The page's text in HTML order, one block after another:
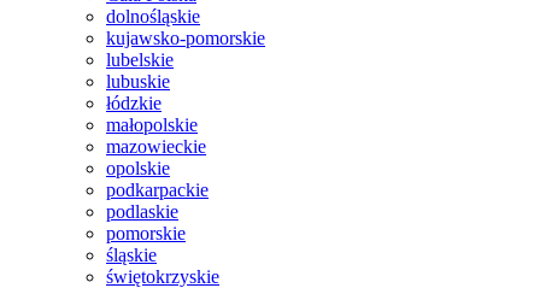
dolnośląskie
kujawsko-pomorskie
lubelskie
lubuskie
łódzkie
małopolskie
mazowieckie
opolskie
podkarpackie
podlaskie
pomorskie
śląskie
świętokrzyskie